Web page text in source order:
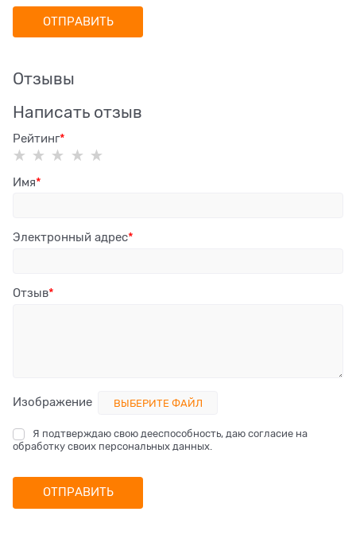
Отзывы
Написать отзыв
Рейтинг
Имя
Электронный адрес
Отзыв
Изображение ВЫБЕРИТЕ ФАЙЛ
Я подтверждаю свою дееспособность, даю согласие на
обработку своих персональных данных.